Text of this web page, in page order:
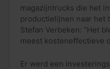
magazijntrucks die het
productielijnen naar het
Stefan Verbeken: “Het
meest kosteneffectieve
Er werd een